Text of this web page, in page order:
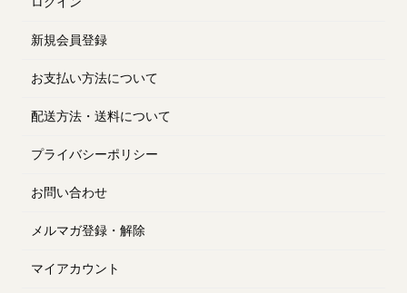
新規会員登録
お支払い方法について
配送方法・送料について
プライバシーポリシー
お問い合わせ
メルマガ登録・解除
マイアカウント